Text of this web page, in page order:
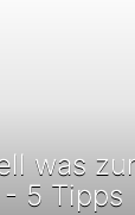
was
5 Tipps